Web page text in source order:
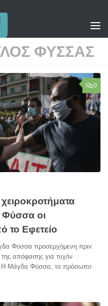
ΦΥΣΣΑΣ
0
οι
το Εφετείο
Φύσσα προσερχόμενη πριν
απόφασης για τυχόν
Η Μάγδα Φύσσα, το πρόσωπο